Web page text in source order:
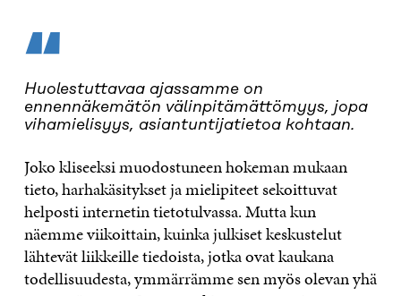
“
Huolestuttavaa ajassamme on
ennennäkemätön välinpitämättömyys, jopa
vihamielisyys, asiantuntijatietoa kohtaan.
Joko kliseeksi muodostuneen hokeman mukaan
tieto, harhakäsitykset ja mielipiteet sekoittuvat
helposti internetin tietotulvassa. Mutta kun
näemme viikoittain, kuinka julkiset keskustelut
lähtevät liikkeille tiedoista, jotka ovat kaukana
todellisuudesta, ymmärrämme sen myös olevan yhä